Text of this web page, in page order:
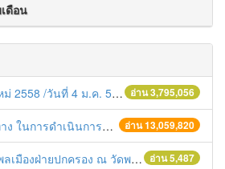
ดือน
อ่าน 3,795,056
2558 /วันที่ 4 ม.ค. 58
อ่าน 13,059,820
ระกอบการตรวจราชการแบบบูรณาการ
อ่าน 5,487
ะงาม ต.บ้านป้อม อ.พระนครศรีอยุธยา จ.พระนครศรีอยุธยา